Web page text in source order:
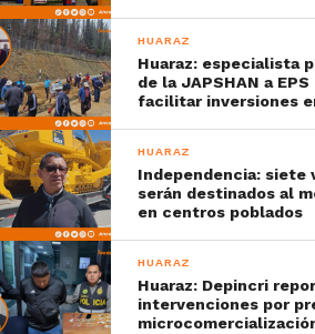
HUARAZ
Huaraz: especialista
de la JAPSHAN a
facilitar inversiones
HUARAZ
Independencia: siete
serán destinados al
en centros poblados
HUARAZ
Huaraz: Depincri
intervenciones por